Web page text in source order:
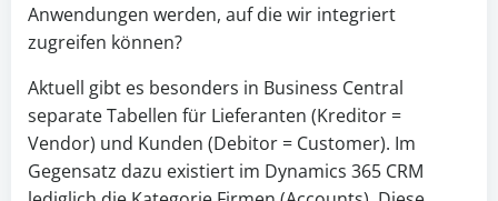
Anwendungen werden, auf die wir integriert
zugreifen können?
Aktuell gibt es besonders in Business Central
separate Tabellen für Lieferanten (Kreditor =
Vendor) und Kunden (Debitor = Customer). Im
Gegensatz dazu existiert im Dynamics 365 CRM